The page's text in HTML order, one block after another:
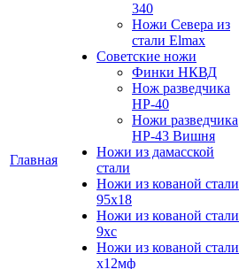
Главная
340
Ножи Севера из
стали Elmax
Советские ножи
Финки НКВД
Нож разведчика
НР-40
Ножи разведчика
НР-43 Вишня
Ножи из дамасской
стали
Ножи из кованой стали
95х18
Ножи из кованой стали
9хс
Ножи из кованой стали
х12мф